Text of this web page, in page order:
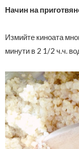
Начин на
Измийте киноата
минути в 2 1/2 ч.ч.